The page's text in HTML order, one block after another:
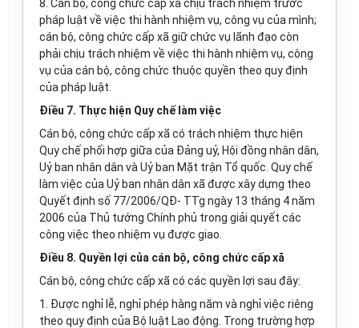
8. Cán bộ, công chức cấp xã chịu trách nhiệm trước
pháp luật về việc thi hành nhiệm vụ, công vụ của mình;
cán bộ, công chức cấp xã giữ chức vụ lãnh đạo còn
phải chịu trách nhiệm về việc thi hành nhiệm vụ, công
vụ của cán bộ, công chức thuộc quyền theo quy định
của pháp luật.
Điều 7. Thực hiện Quy chế làm việc
Cán bộ, công chức cấp xã có trách nhiệm thực hiện
Quy chế phối hợp giữa của Đảng uỷ, Hội đồng nhân dân,
Uỷ ban nhân dân và Uỷ ban Mặt trận Tổ quốc. Quy chế
làm việc của Uỷ ban nhân dân xã được xây dựng theo
Quyết định số 77/2006/QĐ- TTg ngày 13 tháng 4 năm
2006 của Thủ tướng Chính phủ trong giải quyết các
công việc theo nhiệm vụ được giao.
Điều 8. Quyền lợi của cán bộ, công chức cấp xã
Cán bộ, công chức cấp xã có các quyền lợi sau đây:
1. Được nghỉ lễ, nghỉ phép hàng năm và nghỉ việc riêng
theo quy định của Bộ luật Lao động. Trong trường hợp